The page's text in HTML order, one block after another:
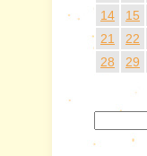
14
15
21
22
28
29